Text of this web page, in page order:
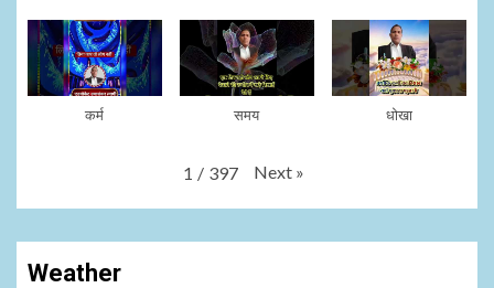
कर्म समय धोखा
1 / 397 Next »
Weather